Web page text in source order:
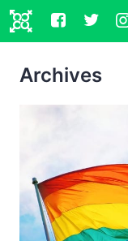
Archives